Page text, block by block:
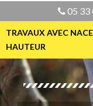
05 33
TRAVAUX AVEC
HAUTEUR